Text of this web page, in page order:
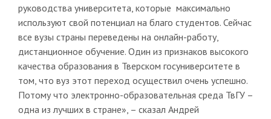
руководства университета, которые максимально
используют свой потенциал на благо студентов. Сейчас
все вузы страны переведены на онлайн-работу,
дистанционное обучение. Один из признаков высокого
качества образования в Тверском госуниверситете в
том, что вуз этот переход осуществил очень успешно.
Потому что электронно-образовательная среда ТвГУ –
одна из лучших в стране», – сказал Андрей